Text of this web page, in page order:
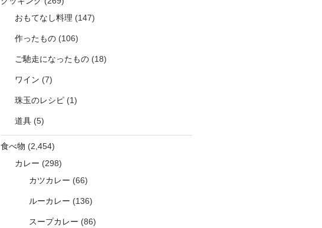
おもてなし料理 (147)
作ったもの(106)
ご馳走になったもの(18)
ワイン (7)
珠玉のレシピ(1)
道具(5)
食べ物 (2,454)
カレー (298)
カツカレー (66)
ルーカレー (136)
スープカレー (86)